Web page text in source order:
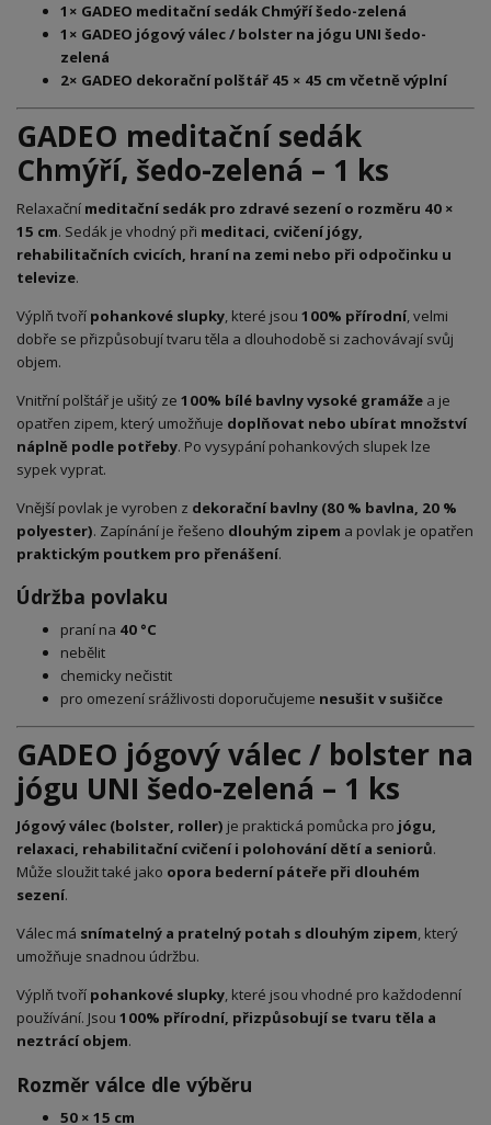
1× GADEO meditační sedák Chmýří šedo-zelená
1× GADEO jógový válec / bolster na jógu UNI šedo-
zelená
2× GADEO dekorační polštář 45 × 45 cm včetně výplní
GADEO meditační sedák
Chmýří, šedo-zelená – 1 ks
Relaxační meditační sedák pro zdravé sezení o rozměru 40 ×
15 cm. Sedák je vhodný při meditaci, cvičení jógy,
rehabilitačních cvicích, hraní na zemi nebo při odpočinku u
televize.
Výplň tvoří pohankové slupky , které jsou 100% přírodní, velmi
dobře se přizpůsobují tvaru těla a dlouhodobě si zachovávají svůj
objem.
Vnitřní polštář je ušitý ze 100% bílé bavlny vysoké gramáže a je
opatřen zipem, který umožňuje doplňovat nebo ubírat množství
náplně podle potřeby. Po vysypání pohankových slupek lze
sypek vyprat.
Vnější povlak je vyroben z dekorační bavlny (80 % bavlna, 20 %
polyester). Zapínání je řešeno dlouhým zipem a povlak je opatřen
praktickým poutkem pro přenášení.
Údržba povlaku
praní na 40 °C
nebělit
chemicky nečistit
pro omezení srážlivosti doporučujeme nesušit v sušičce
GADEO jógový válec / bolster na
jógu UNI šedo-zelená – 1 ks
Jógový válec (bolster, roller) je praktická pomůcka pro jógu,
relaxaci, rehabilitační cvičení i polohování dětí a seniorů.
Může sloužit také jako opora bederní páteře při dlouhém
sezení.
Válec má snímatelný a pratelný potah s dlouhým zipem, který
umožňuje snadnou údržbu.
Výplň tvoří pohankové slupky, které jsou vhodné pro každodenní
používání. Jsou 100% přírodní, přizpůsobují se tvaru těla a
neztrácí objem.
Rozměr válce dle výběru
50 × 15 cm